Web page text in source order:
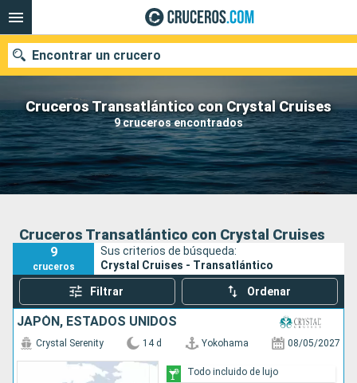
Cruceros Transatlántico con Crystal Cruises
9 cruceros encontrados
Encontrar un crucero
Nuestros destinos
Fecha de salida
Buscar
Cruceros Transatlántico con Crystal Cruises
9
cruceros
Sus criterios de búsqueda:
Crystal Cruises - Transatlántico
Filtrar Ordenar
JAPÓN, ESTADOS UNIDOS
Crystal Serenity 14 d Yokohama 08/05/2027
Todo incluido de lujo